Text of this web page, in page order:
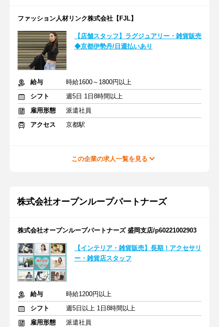
ファッション人材リンク株式会社【FJL】
【店舗スタッフ】ラグジュアリー・雑貨販売
◆京都伊勢丹/日週払いあり
給与
時給1600～1800円以上
シフト
週5日 1日8時間以上
雇用形態
派遣社員
アクセス
京都駅
この企業の求人一覧を見る
株式会社オープンループパートナーズ
株式会社オープンループパートナーズ 盛岡支店/p60221002903
【インテリア・雑貨販売】長期！アクセサリ
ー・雑貨店スタッフ
給与
時給1200円以上
シフト
週5日以上 1日8時間以上
雇用形態
派遣社員